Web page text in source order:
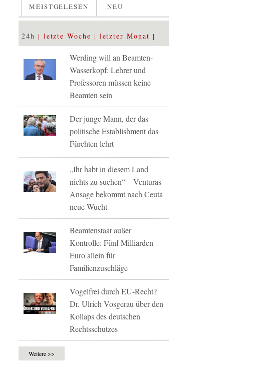
MEISTGELESEN NEU
24h letzte Woche letzter Monat
Werding will an Beamten-
Wasserkopf: Lehrer und
Professoren müssen keine
Beamten sein
Der junge Mann, der das
politische Establishment das
Fürchten lehrt
„Ihr habt in diesem Land
nichts zu suchen“ – Venturas
Ansage bekommt nach Ceuta
neue Wucht
Beamtenstaat außer
Kontrolle: Fünf Milliarden
Euro allein für
Familienzuschläge
Vogelfrei durch EU-Recht?
Dr. Ulrich Vosgerau über den
Kollaps des deutschen
Rechtsschutzes
Weitere >>